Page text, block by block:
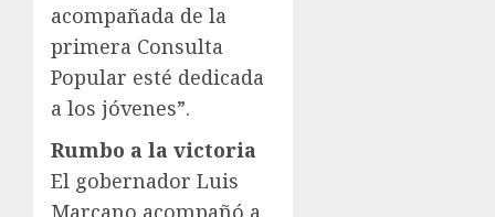
acompañada de la
primera Consulta
Popular esté dedicada
a los jóvenes”.
Rumbo a la victoria
El gobernador Luis
Marcano acompañó a